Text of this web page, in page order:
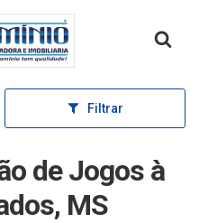
Filtrar
de Jogos à
MS